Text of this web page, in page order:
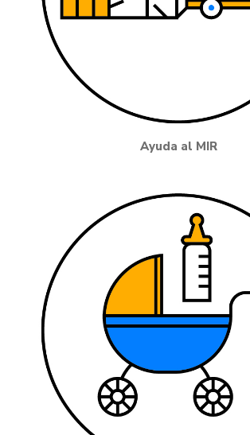
Ayuda al MIR